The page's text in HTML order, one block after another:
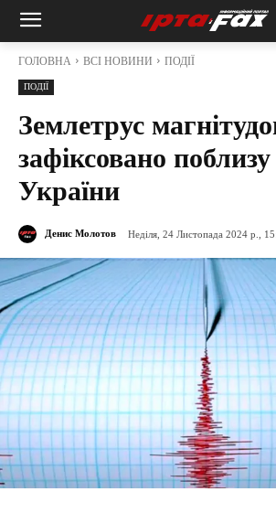
ГОЛОВНА ВСІ НОВИНИ ПОДІЇ
ПОДІЇ
Землетрус
зафіксовано
України
Денис Молотов Неділя, 24 Листопада 2024 р.,